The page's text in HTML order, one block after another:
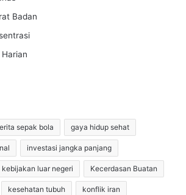
Badan
sepak bola gaya hidup sehat
investasi jangka panjang
kebijakan luar negeri Kecerdasan Buatan
kesehatan tubuh konflik iran